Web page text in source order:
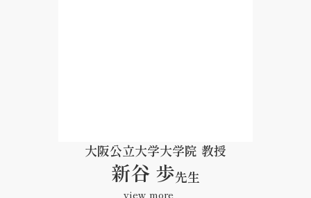
大阪公立大学大学院 教授
新谷 歩先生
view more